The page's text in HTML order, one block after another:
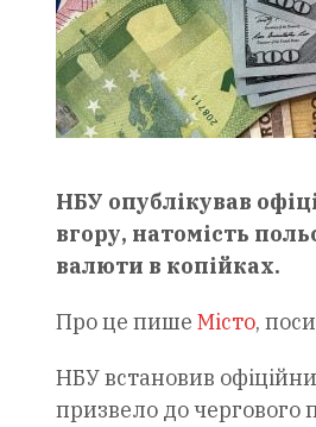
НБУ опублікував
вгору, натомість
валюти в копійках.
Про це пише Місто,
НБУ встановив
призвело до чергового